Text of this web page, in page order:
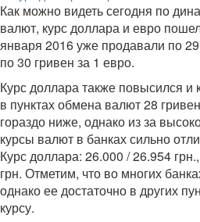
Как можно видеть сегодня по
валют, курс доллара и евро
января 2016 уже продавали по
по 30 гривен за 1 евро.
Курс доллара также повысился и
в пунктах обмена валют 28
гораздо ниже, однако из за
курсы валют в банках сильно
Курс доллара: 26.000 / 26.954
грн. Отметим, что во многих
однако ее достаточно в других
курсу.